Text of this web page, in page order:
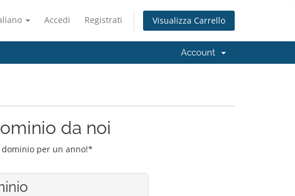
Accedi Registrati Visualizza Carrello
Account
da noi
per un anno!*